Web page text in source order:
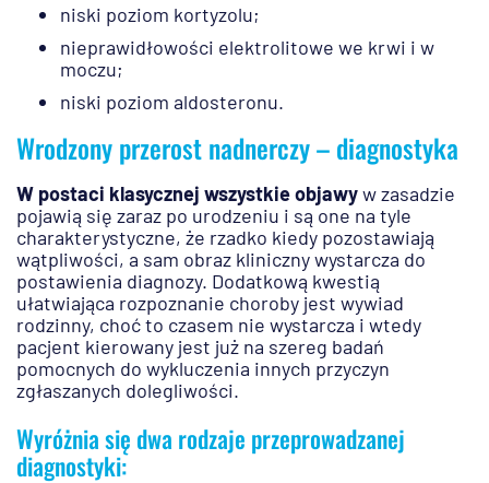
niski poziom kortyzolu;
nieprawidłowości elektrolitowe we krwi i w
moczu;
niski poziom aldosteronu.
Wrodzony przerost nadnerczy – diagnostyka
W postaci klasycznej wszystkie objawyw zasadzie
pojawią się zaraz po urodzeniu i są one na tyle
charakterystyczne, że rzadko kiedy pozostawiają
wątpliwości, a sam obraz kliniczny wystarcza do
postawienia diagnozy. Dodatkową kwestią
ułatwiająca rozpoznanie choroby jest wywiad
rodzinny, choć to czasem nie wystarcza i wtedy
pacjent kierowany jest już na szereg badań
pomocnych do wykluczenia innych przyczyn
zgłaszanych dolegliwości.
Wyróżnia się dwa rodzaje przeprowadzanej
diagnostyki: